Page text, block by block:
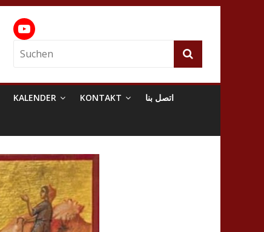
KALENDER KONTAKT اتصل بنا